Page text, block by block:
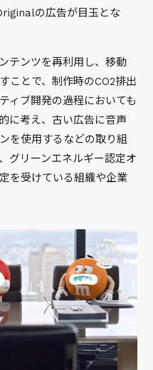
の広告が目玉とな
テンツを再利用し、移動
ことで、制作時のCO2排出
ィブ開発の過程においても
に考え、古い広告に音声
を使用するなどの取り組
グリーンエネルギー認定オ
を受けている組織や企業